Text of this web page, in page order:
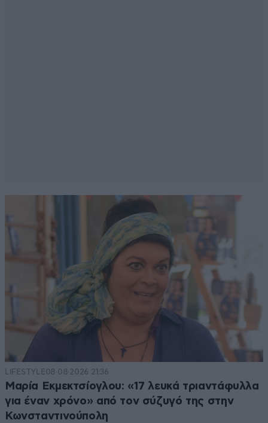
LIFESTYLE08·08·2026 21:36
Μαρία Εκμεκτσίογλου: «17 λευκά τριαντάφυλλα
για έναν χρόνο» από τον σύζυγό της στην
Κωνσταντινούπολη